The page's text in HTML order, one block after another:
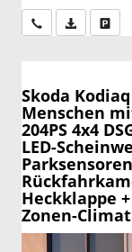
Wir rufen Sie an
PDF-
Skoda Kodiaq
Menschen
204PS 4x4
LED-
Heckklappe
Zonen-